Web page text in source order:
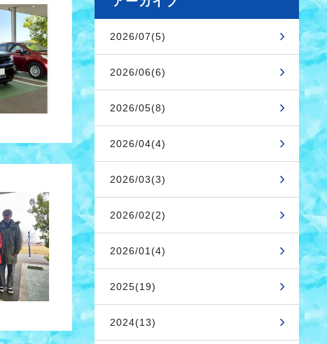
2026/07(5)
2026/06(6)
2026/05(8)
2026/04(4)
2026/03(3)
2026/02(2)
2026/01(4)
2025(19)
2024(13)